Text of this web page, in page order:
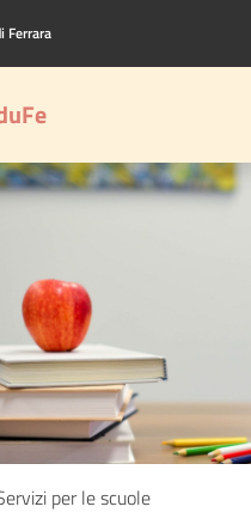
principale
Ferrara
per le scuole